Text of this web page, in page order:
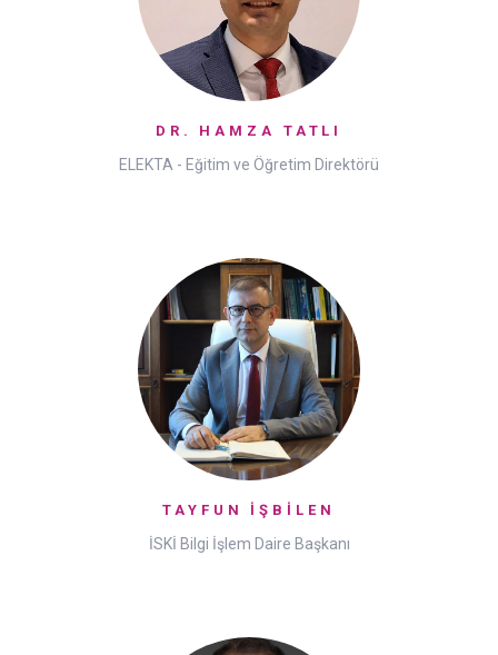
DR. HAMZA TATLI
ELEKTA - Eğitim ve Öğretim Direktörü
TAYFUN İŞBİLEN
İSKİ Bilgi İşlem Daire Başkanı